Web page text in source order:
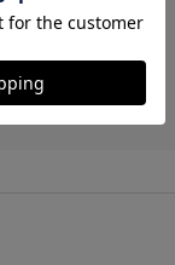
です。きれいなバ
にこだわったブラ
ズを取り揃えて